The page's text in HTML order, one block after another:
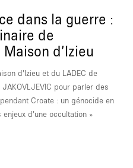
dans la guerre :
de
d’Izieu
d’Izieu et du LADEC de
JAKOVLJEVIC pour parler des
Croate : un génocide en
d’une occultation »